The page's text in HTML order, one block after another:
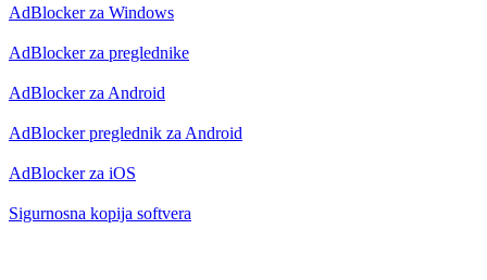
AdBlocker za Windows
AdBlocker za preglednike
AdBlocker za Android
AdBlocker preglednik za Android
AdBlocker za iOS
Sigurnosna kopija softvera